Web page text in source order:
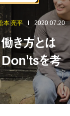
本 亮平 2020.07.20
き方とは
Don'tsを考